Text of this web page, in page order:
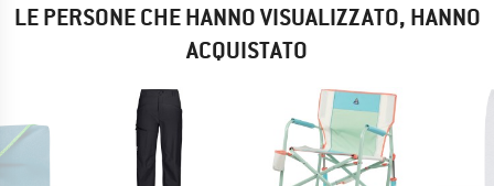
LE PERSONE CHE HANNO VISUALIZZATO, HANNO
ACQUISTATO